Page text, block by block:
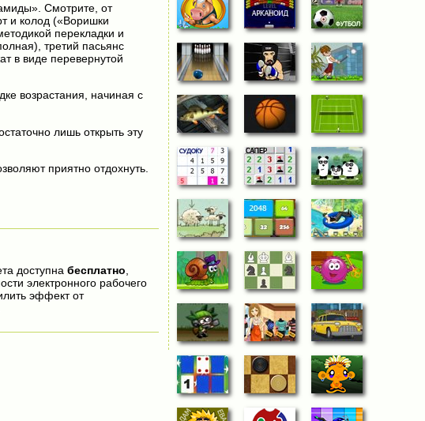
Смотрите, от
и колод («Воришки
перекладки и
третий пасьянс
в виде перевернутой
возрастания, начиная с
лишь открыть эту
приятно отдохнуть.
доступна бесплатно,
электронного рабочего
эффект от